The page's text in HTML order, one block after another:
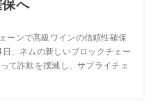
へ
ーンで高級ワインの信頼性確保
、ネムの新しいブロックチェー
て詐欺を撲滅し、サプライチェ